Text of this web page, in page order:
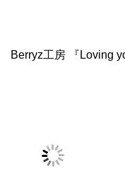
Berryz工房 『Loving